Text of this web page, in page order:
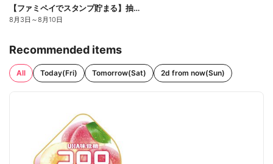
【ファミペイでスタンプ貯まる】抽選でペアチケットが当たる!
8月3日 ～8月10日
Recommended items
All Today(Fri) Tomorrow(Sat) 2d from now(Sun)